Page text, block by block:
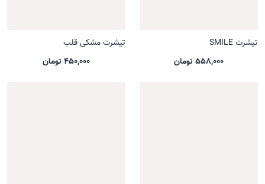
تیشرت SMILE
558,000 تومان
تیشرت مشکی قلب
450,000 تومان